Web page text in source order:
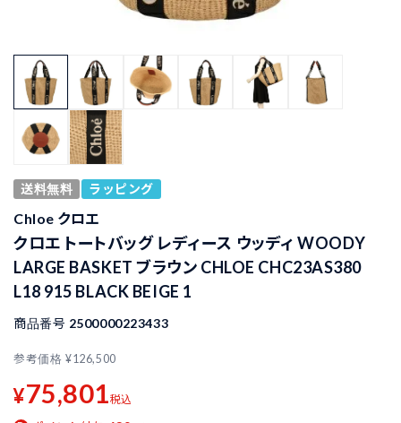
送料無料 ラッピング
Chloe クロエ
クロエ トートバッグ レディース ウッディ WOODY
LARGE BASKET ブラウン CHLOE CHC23AS380
L18 915 BLACK BEIGE 1
商品番号 2500000223433
参考価格 ¥126,500
¥75,801税込